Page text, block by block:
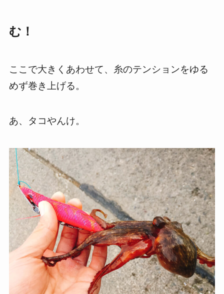
む！
ここで大きくあわせて、糸のテンションをゆる
めず巻き上げる。
あ、タコやんけ。